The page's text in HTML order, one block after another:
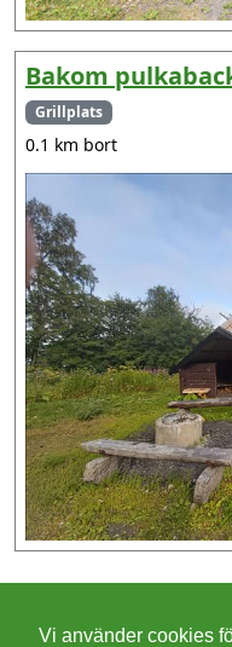
Bakom
Grillplats
0.1 km bort
Vi använder cookies